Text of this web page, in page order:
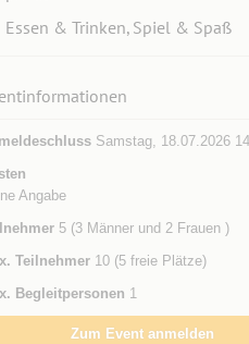
Essen & Trinken, Spiel & Spaß
Samstag, 18.07.2026
Angabe
5 (3 Männer und 2 Frauen )
Teilnehmer10 (5 freie Plätze)
Begleitpersonen 1
Zum Event anmelden